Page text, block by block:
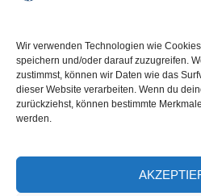
Wir verwenden Technologien wie
speichern und/oder darauf zuzugreifen.
zustimmst, können wir Daten wie das
dieser Website verarbeiten. Wenn du
zurückziehst, können bestimmte
werden.